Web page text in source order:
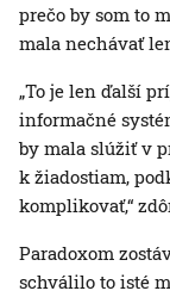
prečo by som to
mala nechávať
„To je len ďalší
informačné
by mala slúžiť v
k žiadostiam,
komplikovať,“
Paradoxom
schválilo to isté